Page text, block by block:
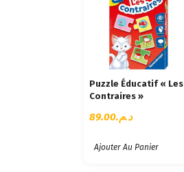
Puzzle Éducatif « Les
Contraires »
د.م.89.00
Ajouter Au Panier